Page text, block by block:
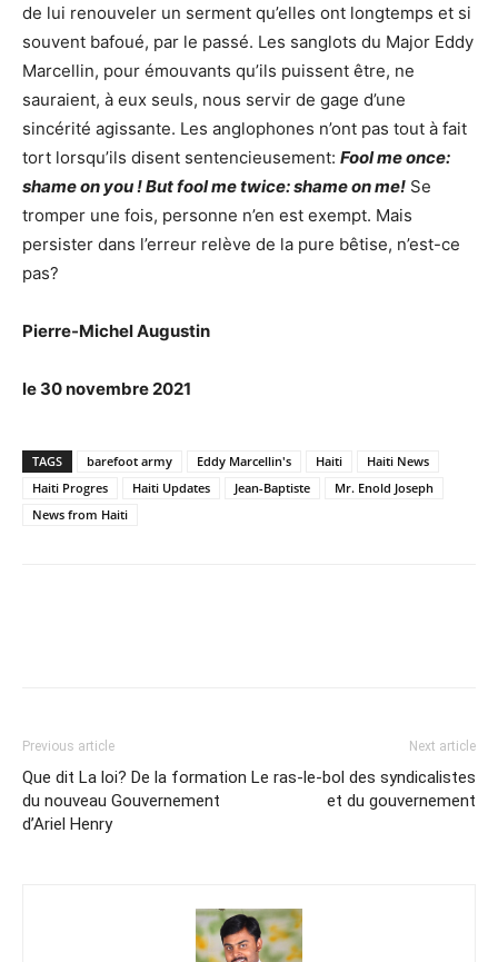
de lui renouveler un serment qu’elles ont longtemps et si
souvent bafoué, par le passé. Les sanglots du Major Eddy
Marcellin, pour émouvants qu’ils puissent être, ne
sauraient, à eux seuls, nous servir de gage d’une
sincérité agissante. Les anglophones n’ont pas tout à fait
tort lorsqu’ils disent sentencieusement: Fool me once:
shame on you ! But fool me twice: shame on me! Se
tromper une fois, personne n’en est exempt. Mais
persister dans l’erreur relève de la pure bêtise, n’est-ce
pas?
Pierre-Michel Augustin
le 30 novembre 2021
TAGS barefoot army Eddy Marcellin's Haiti
Haiti News
Haiti Progres
Haiti Updates Jean-Baptiste
Mr. Enold Joseph
News from Haiti
Previous article
Que dit La loi? De la formation
du nouveau Gouvernement
d’Ariel Henry
Next article
Le ras-le-bol des syndicalistes
et du gouvernement